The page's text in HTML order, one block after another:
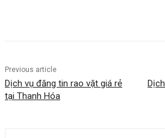
Previous article
Dịch vụ đăng tin rao vặt giá rẻ
tại Thanh Hóa